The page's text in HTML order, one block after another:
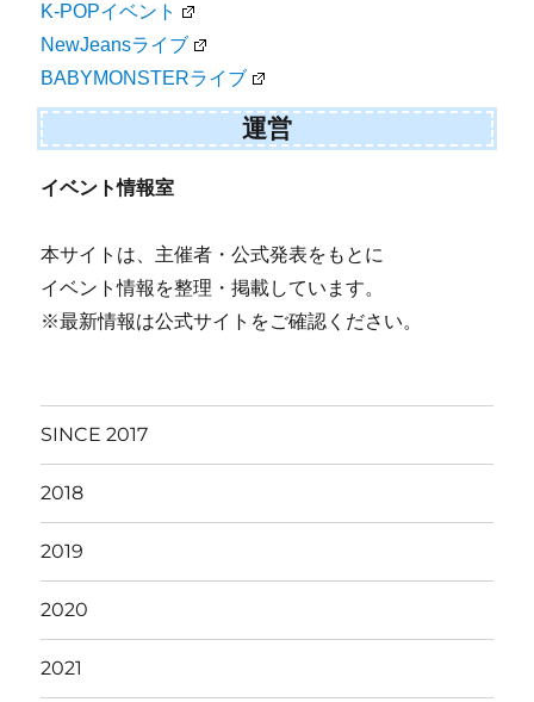
K-POPイベント
NewJeansライブ
BABYMONSTERライブ
運営
イベント情報室
本サイトは、主催者・公式発表をもとに
イベント情報を整理・掲載しています。
※最新情報は公式サイトをご確認ください。
SINCE 2017
2018
2019
2020
2021